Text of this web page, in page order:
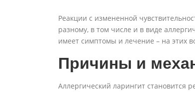
Реакции с измененной
разному, в том числе и в виде
имеет симптомы и лечение – на этих
Причины и
Аллергический ларингит становится